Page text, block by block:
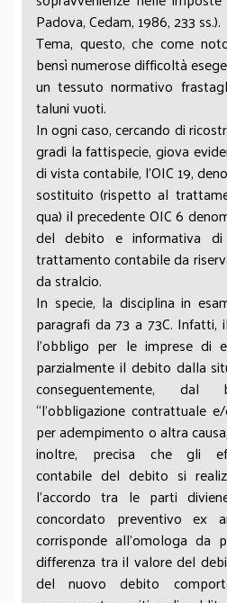
Padova, Cedam, 1986, 233 ss.).
Tema, questo, che come
bensì numerose difficoltà
un tessuto normativo
taluni vuoti.
In ogni caso, cercando di
gradi la fattispecie, giova
di vista contabile, l’OIC 19,
sostituito (rispetto al
qua) il precedente OIC 6
del debito e informativa di
trattamento contabile da
da stralcio.
In specie, la disciplina in
paragrafi da 73 a 73C.
l’obbligo per le imprese di
parzialmente il debito dalla
conseguentemente, dal
“l’obbligazione contrattuale
per adempimento o altra
inoltre, precisa che gli
contabile del debito si
l’accordo tra le parti
concordato preventivo ex
corrisponde all’omologa da
differenza tra il valore del
del nuovo debito